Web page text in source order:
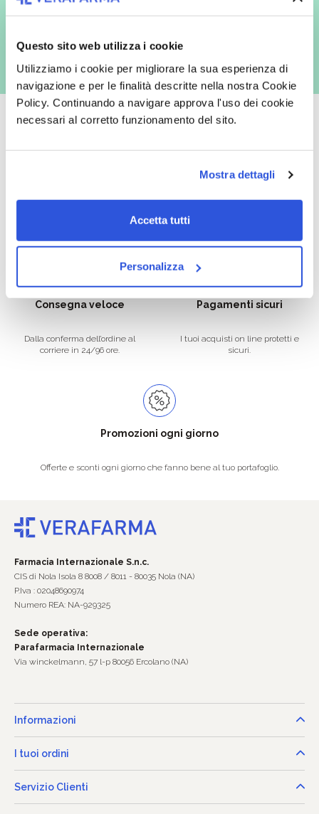
Questo sito web utilizza i cookie
Utilizziamo i cookie per migliorare la sua esperienza di
navigazione e per le finalità descritte nella nostra Cookie
Policy. Continuando a navigare approva l'uso dei cookie
necessari al corretto funzionamento del sito.
Mostra dettagli
Accetta tutti
Personalizza
con inviti e comunicazioni commerciali - e modalità tradizionali, quali ad
es. posta cartacea)
Catalogo prodotti ampio e completo
Con un acquisto minimo di 29.90 €
Spedizioni in tutta Europa a 20€.
Consegna veloce
Dalla conferma dell’ordine al
corriere in 24/96 ore.
Pagamenti sicuri
I tuoi acquisti on line protetti e
sicuri.
Promozioni ogni giorno
Offerte e sconti ogni giorno che fanno bene al tuo portafoglio.
Farmacia Internazionale S.n.c.
CIS di Nola Isola 8 8008 / 8011 - 80035 Nola (NA)
P.Iva : 02048690974
Numero REA: NA-929325
Sede operativa:
Parafarmacia Internazionale
Via winckelmann, 57 l-p 80056 Ercolano (NA)
Informazioni
I tuoi ordini
Servizio Clienti